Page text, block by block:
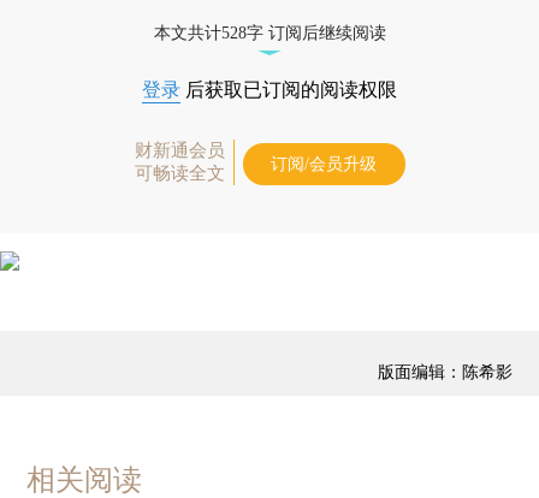
本文共计528字 订阅后继续阅读
登录 后获取已订阅的阅读权限
财新通会员
可畅读全文
订阅/会员升级
版面编辑：陈希影
相关阅读